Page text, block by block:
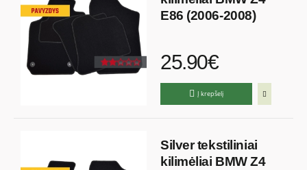
E86 (2006-2008)
25.90€
Į krepšelį
Silver tekstiliniai
kilimėliai BMW Z4